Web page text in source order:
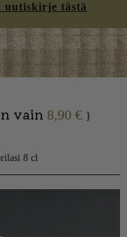
tästä
vain 8,90 € }
8 cl